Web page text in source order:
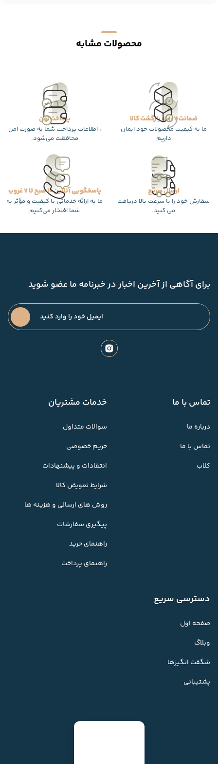
محصولات مشابه
ضمانت 7 روزه بازگشت کالا
ما به کیفیت محصولات خود ایمان
داریم
پرداخت امن
، اطلاعات پرداخت شما به صورت امن
محافظت می‌شود.
ارسال سریع
سفارش خود را با سرعت بالا دریافت
می کنید.
پاسخگویی آنلاین 10 صبح تا 7 غروب
ما به ارائه خدماتی با کیفیت و مؤثر به
شما افتخار می‌کنیم
برای آگاهی از آخرین اخبار در خبرنامه ما عضو شوید
تماس با ما
درباره ما
تماس با ما
کلاب
خدمات مشتریان
سوالات متداول
حریم خصوصی
انتقادات و پیشنهادات
شرایط تعویض کالا
روش های ارسالی و هزینه ها
پیگیری سفارشات
راهنمای خرید
راهنمای پرداخت
دسترسی سریع
صفحه اول
وبلاگ
شگفت انگیزها
پشتیبانی